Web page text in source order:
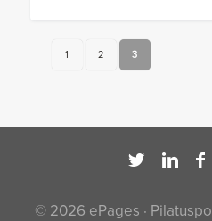
1 2 3
© 2026 ePages ·